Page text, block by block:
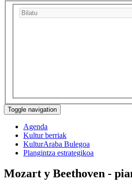
Toggle navigation
Agenda
Kultur berriak
KulturAraba Bulegoa
Plangintza estrategikoa
Mozart y Beethoven -